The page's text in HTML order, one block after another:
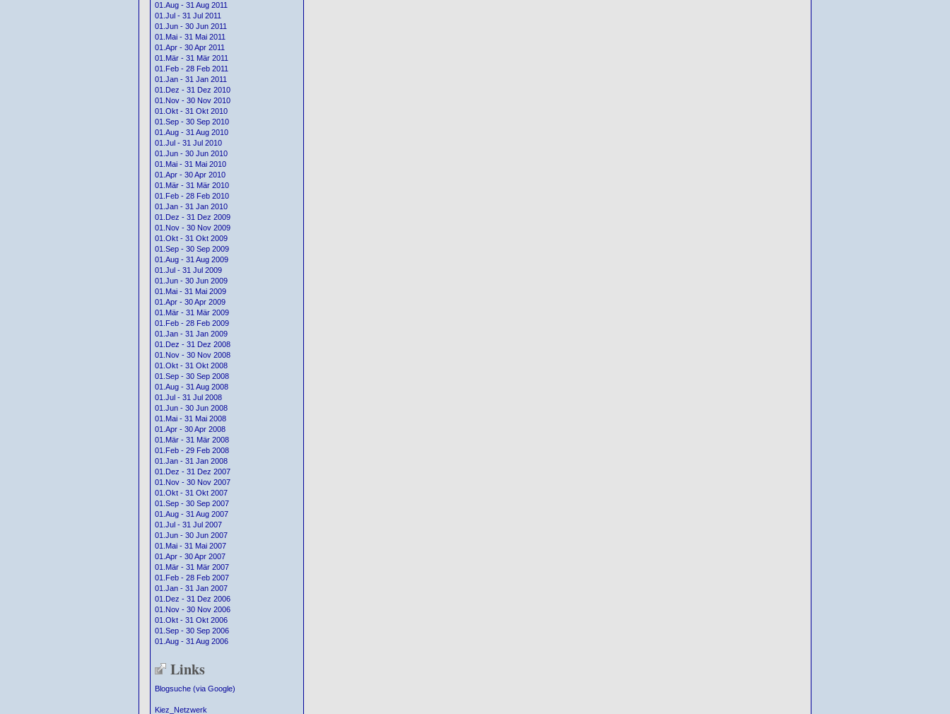
01.Aug - 31 Aug 2011
01.Jul - 31 Jul 2011
01.Jun - 30 Jun 2011
01.Mai - 31 Mai 2011
01.Apr - 30 Apr 2011
01.Mär - 31 Mär 2011
01.Feb - 28 Feb 2011
01.Jan - 31 Jan 2011
01.Dez - 31 Dez 2010
01.Nov - 30 Nov 2010
01.Okt - 31 Okt 2010
01.Sep - 30 Sep 2010
01.Aug - 31 Aug 2010
01.Jul - 31 Jul 2010
01.Jun - 30 Jun 2010
01.Mai - 31 Mai 2010
01.Apr - 30 Apr 2010
01.Mär - 31 Mär 2010
01.Feb - 28 Feb 2010
01.Jan - 31 Jan 2010
01.Dez - 31 Dez 2009
01.Nov - 30 Nov 2009
01.Okt - 31 Okt 2009
01.Sep - 30 Sep 2009
01.Aug - 31 Aug 2009
01.Jul - 31 Jul 2009
01.Jun - 30 Jun 2009
01.Mai - 31 Mai 2009
01.Apr - 30 Apr 2009
01.Mär - 31 Mär 2009
01.Feb - 28 Feb 2009
01.Jan - 31 Jan 2009
01.Dez - 31 Dez 2008
01.Nov - 30 Nov 2008
01.Okt - 31 Okt 2008
01.Sep - 30 Sep 2008
01.Aug - 31 Aug 2008
01.Jul - 31 Jul 2008
01.Jun - 30 Jun 2008
01.Mai - 31 Mai 2008
01.Apr - 30 Apr 2008
01.Mär - 31 Mär 2008
01.Feb - 29 Feb 2008
01.Jan - 31 Jan 2008
01.Dez - 31 Dez 2007
01.Nov - 30 Nov 2007
01.Okt - 31 Okt 2007
01.Sep - 30 Sep 2007
01.Aug - 31 Aug 2007
01.Jul - 31 Jul 2007
01.Jun - 30 Jun 2007
01.Mai - 31 Mai 2007
01.Apr - 30 Apr 2007
01.Mär - 31 Mär 2007
01.Feb - 28 Feb 2007
01.Jan - 31 Jan 2007
01.Dez - 31 Dez 2006
01.Nov - 30 Nov 2006
01.Okt - 31 Okt 2006
01.Sep - 30 Sep 2006
01.Aug - 31 Aug 2006
Links
Blogsuche (via Google)
Kiez_Netzwerk